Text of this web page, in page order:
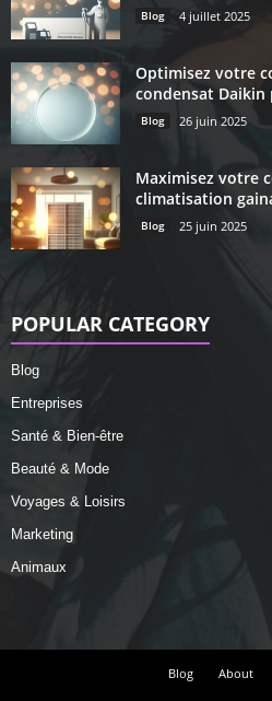
Blog 4 juillet 2025
Optimisez votre
condensat Daikin
Blog 26 juin 2025
Maximisez votre
climatisation
Blog 25 juin 2025
POPULAR CATEGORY
Blog
Entreprises
Santé & Bien-être
Beauté & Mode
Voyages & Loisirs
Marketing
Animaux
Blog About